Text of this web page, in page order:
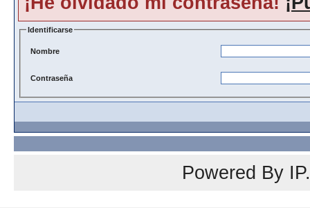
Identificarse
Nombre
Contraseña
Powered By